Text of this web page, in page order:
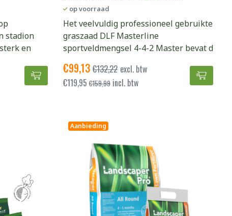
winkelwagen
stadion
en
Heron 4 Green toevoegen aan winkelwagen
op voorraad
Het veelvuldig professioneel gebruikte
graszaad DLF Masterline
sportveldmengsel 4-4-2 Master bevat d
€99,13 €132,22 excl. btw
€119,95 €159,99 incl. btw
DLF
Aanbieding